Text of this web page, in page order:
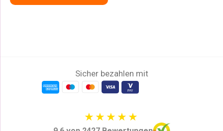
Sicher bezahlen mit